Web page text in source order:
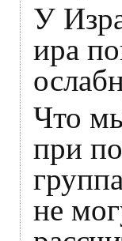
У
ира
Что
при
не